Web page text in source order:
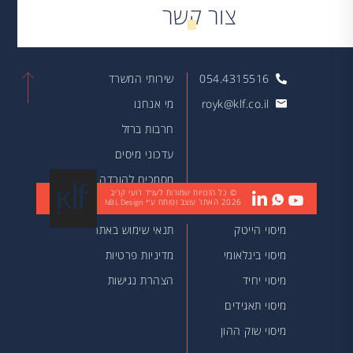
צור קשר
054.4315516
royk@klf.co.il
שירותי המשרד
מי אנחנו
חרבות ברזל
עדכוני מיסים
מסמכים להורדה
מאמרים
מיסוי הייטק
מיסוי בינלאומי
מיסוי יחיד
מיסוי תאגידים
מיסוי שוק ההון
תנאי שימוש באתר
מדיניות פרטיות
הצהרת נגישות
© כל הזכויות שמורות לעו״ד רועי קריב
2026 האתר עוצב ופותח ע״י NBL Design